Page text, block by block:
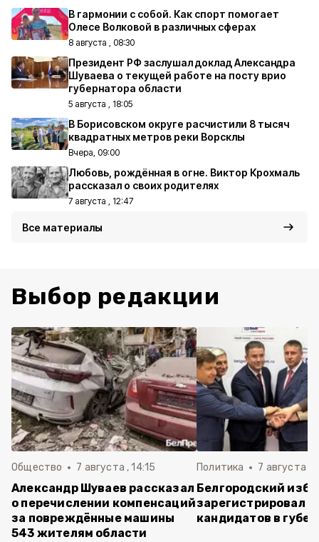
В гармонии с собой. Как спорт помогает
Олесе Волковой в различных сферах
8 августа , 08:30
Президент РФ заслушал доклад Александра
Шуваева о текущей работе на посту врио
губернатора области
5 августа , 18:05
В Борисовском округе расчистили 8 тысяч
квадратных метров реки Ворсклы
Вчера, 09:00
Любовь, рождённая в огне. Виктор Крохмаль
рассказал о своих родителях
7 августа , 12:47
Все материалы
Выбор редакции
Общество 7 августа , 14:15
Александр Шуваев рассказал
о перечислении компенсаций
за повреждённые машины
543 жителям области
Политика 7 августа ,
Белгородский
зарегистрировал
кандидатов в